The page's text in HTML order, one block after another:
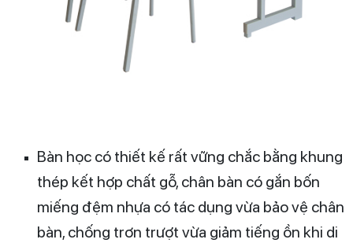
Bàn học có thiết kế rất vững chắc bằng khung
thép kết hợp chất gỗ, chân bàn có gắn bốn
miếng đệm nhựa có tác dụng vừa bảo vệ chân
bàn, chống trơn trượt vừa giảm tiếng ồn khi di